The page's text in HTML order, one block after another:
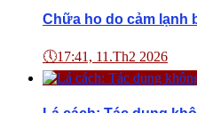
Chữa ho do cảm lạnh
🕔17:41, 11.Th2 2026